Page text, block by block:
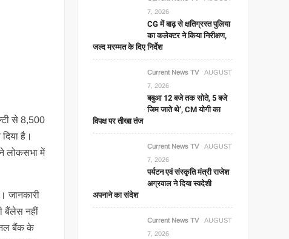
से 8,500
है।
लोकसभा में
जानकारी
बैंलेस नहीं
बैंक के
7, 2026
CG में बाढ़ से क्षतिग्रस्त पुलिया
का कलेक्टर ने किया निरीक्षण,
जल्द मरम्मत के दिए निर्देश
Current News TV
AUGUST
7, 2026
बबुआ 12 बजे तक सोते, 5 बजे
जिम जाते थे’, CM योगी का
विपक्ष पर तीखा तंज
Current News TV
AUGUST
7, 2026
पर्यटन एवं संस्कृति मंत्री राजेश
अग्रवाल ने दिया स्वदेशी
अपनाने का संदेश
Current News TV
AUGUST
7, 2026